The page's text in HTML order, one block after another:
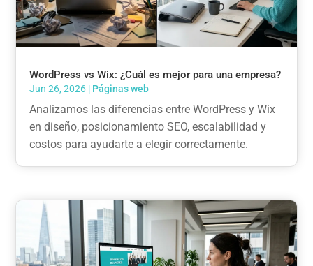
WordPress vs Wix: ¿Cuál es mejor para una empresa?
Jun 26, 2026 | Páginas web
Analizamos las diferencias entre WordPress y Wix
en diseño, posicionamiento SEO, escalabilidad y
costos para ayudarte a elegir correctamente.